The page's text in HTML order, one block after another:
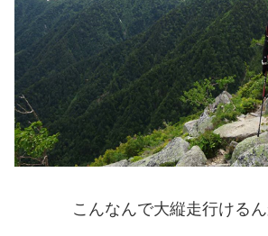
こんなんで大縦走行けるん